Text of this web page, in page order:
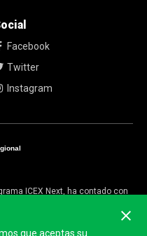
Facebook
Twitter
Instagram
ICEX Next, ha contado con
desarrollo internacional de la
que aceptas su